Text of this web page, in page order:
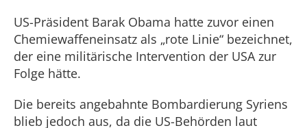
US-Präsident Barak Obama hatte zuvor einen
Chemiewaffeneinsatz als „rote Linie“ bezeichnet,
der eine militärische Intervention der USA zur
Folge hätte.
Die bereits angebahnte Bombardierung Syriens
blieb jedoch aus, da die US-Behörden laut